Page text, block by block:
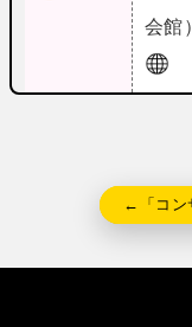
会館
←「コン